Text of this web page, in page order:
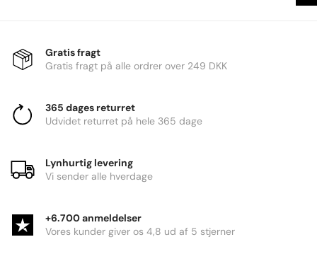
Gratis fragt
Gratis fragt på alle ordrer over 249 DKK
365 dages returret
Udvidet returret på hele 365 dage
Lynhurtig levering
Vi sender alle hverdage
+6.700 anmeldelser
Vores kunder giver os 4,8 ud af 5 stjerner